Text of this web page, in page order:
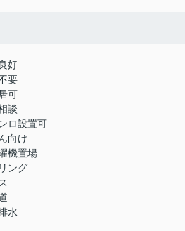
好
要
可
談
ロ設置可
向け
機置場
ング
水